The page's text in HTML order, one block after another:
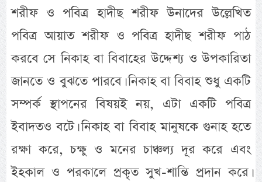
শরীফ ও পবিত্র হাদীছ শরীফ উনাদের উল্লেখিত
পবিত্র আয়াত শরীফ ও পবিত্র হাদীছ শরীফ পাঠ
করবে সে নিকাহ বা বিবাহের উদ্দেশ্য ও উপকারিতা
জানতে ও বুঝতে পারবে। নিকাহ বা বিবাহ শুধু একটি
সম্পর্ক স্থাপনের বিষয়ই নয়, এটা একটি পবিত্র
ইবাদতও বটে। নিকাহ বা বিবাহ মানুষকে গুনাহ হতে
রক্ষা করে, চক্ষু ও মনের চাঞ্চল্য দূর করে এবং
ইহকাল ও পরকালে প্রকৃত সুখ-শান্তি প্রদান করে।